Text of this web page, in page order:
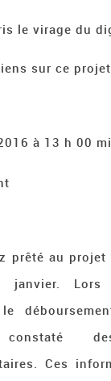
le virage du
sur ce
à 13 h 00
prêté au projet
janvier. Lors
Ces